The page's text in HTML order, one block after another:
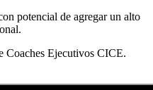
potencial de agregar un alto
Coaches Ejecutivos CICE.